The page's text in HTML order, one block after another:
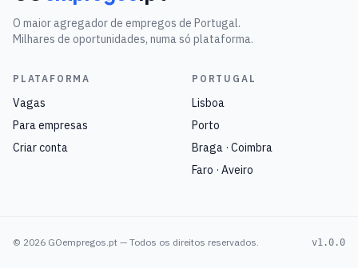
O maior agregador de empregos de Portugal.
Milhares de oportunidades, numa só plataforma.
PLATAFORMA
Vagas
Para empresas
Criar conta
PORTUGAL
Lisboa
Porto
Braga · Coimbra
Faro · Aveiro
© 2026 GOempregos.pt — Todos os direitos reservados. v1.0.0